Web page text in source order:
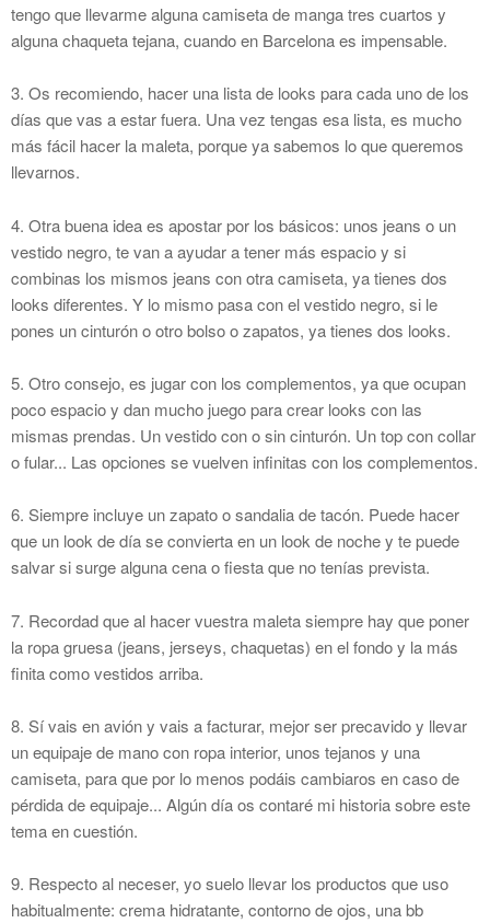
tengo que llevarme alguna camiseta de manga tres cuartos y
alguna chaqueta tejana, cuando en Barcelona es impensable.
3. Os recomiendo, hacer una lista de looks para cada uno de los
días que vas a estar fuera. Una vez tengas esa lista, es mucho
más fácil hacer la maleta, porque ya sabemos lo que queremos
llevarnos.
4. Otra buena idea es apostar por los básicos: unos jeans o un
vestido negro, te van a ayudar a tener más espacio y si
combinas los mismos jeans con otra camiseta, ya tienes dos
looks diferentes. Y lo mismo pasa con el vestido negro, si le
pones un cinturón o otro bolso o zapatos, ya tienes dos looks.
5. Otro consejo, es jugar con los complementos, ya que ocupan
poco espacio y dan mucho juego para crear looks con las
mismas prendas. Un vestido con o sin cinturón. Un top con collar
o fular... Las opciones se vuelven infinitas con los complementos.
6. Siempre incluye un zapato o sandalia de tacón. Puede hacer
que un look de día se convierta en un look de noche y te puede
salvar si surge alguna cena o fiesta que no tenías prevista.
7. Recordad que al hacer vuestra maleta siempre hay que poner
la ropa gruesa (jeans, jerseys, chaquetas) en el fondo y la más
finita como vestidos arriba.
8. Sí vais en avión y vais a facturar, mejor ser precavido y llevar
un equipaje de mano con ropa interior, unos tejanos y una
camiseta, para que por lo menos podáis cambiaros en caso de
pérdida de equipaje... Algún día os contaré mi historia sobre este
tema en cuestión.
9. Respecto al neceser, yo suelo llevar los productos que uso
habitualmente: crema hidratante, contorno de ojos, una bb